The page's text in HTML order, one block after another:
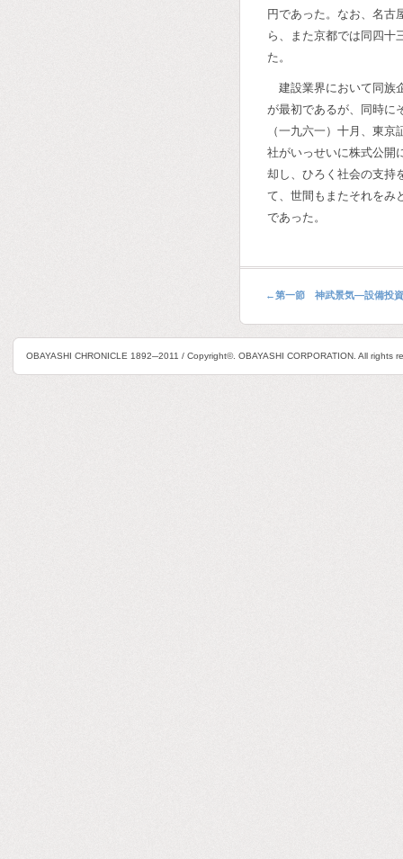
円であった。なお、名古
ら、また京都では同四十
た。
建設業界において同族
が最初であるが、同時に
（一九六一）十月、東
社がいっせいに株式公開
却し、ひろく社会の支持
て、世間もまたそれをみ
であった。
←第一節 神武景気―設備投
OBAYASHI CHRONICLE 1892─2011 / Copyright©. OBAYASHI CORPORATION. All rights